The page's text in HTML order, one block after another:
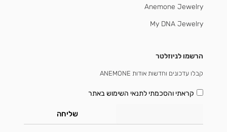
Anemone Jewelry
My DNA Jewelry
הרשמו לניוזלטר
קבלו עדכונים וחדשות אודות ANEMONE
קראתי והסכמתילתנאי השימוש באתר
שליחה